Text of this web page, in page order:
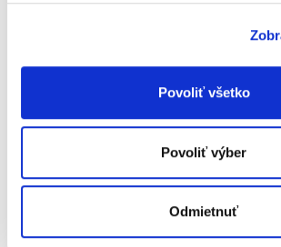
Povoliť všetko
Povoliť výber
Odmietnuť
Výživové údaje na 100 g:
1850/439
Vláknina2,9g